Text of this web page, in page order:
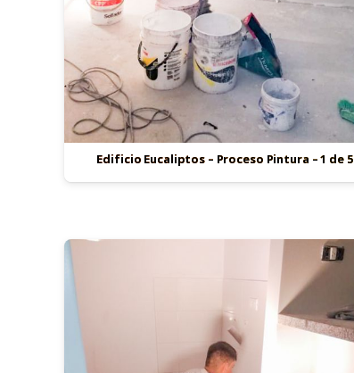
Edificio Eucaliptos – Proceso Pintura – 1 de 5